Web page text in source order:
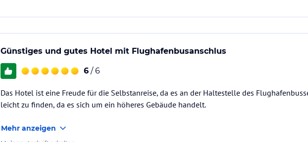
Günstiges und gutes Hotel mit Flughafenbusanschlus
6 / 6
Das Hotel ist eine Freude für die Selbstanreise, da es an der Haltestelle des
leicht zu finden, da es sich um ein höheres Gebäude handelt.
Mehr anzeigen